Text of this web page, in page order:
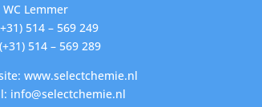
WC Lemmer
514 – 569 249
514 – 569 289
www.selectchemie.nl
info@selectchemie.nl